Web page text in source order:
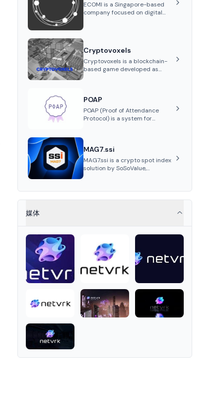
ECOMI is a Singapore-based
company focused on digital
digital assets.
Cryptovoxels
Cryptovoxels is a blockchain-
based game developed as
POAP
POAP (Proof of Attendance
Protocol) is a system for
verifiable proof of attendance
at vir...
MAG7.ssi
MAG7.ssi is a crypto spot index
solution by SoSoValue,
risk-resistant passive index
investing with systematic beta
媒体